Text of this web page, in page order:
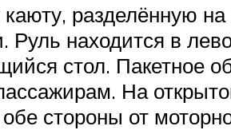
разделённую
находится в
стол. Пакетное
На
стороны от